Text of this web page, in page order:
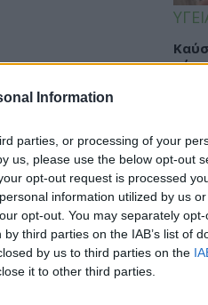
Information
parties, or processing of your
us, please use the below opt-out
opt-out request is processed
information utilized by us
opt-out. You may separately
third parties on the IAB’s list of
by us to third parties on the
it to other third parties.